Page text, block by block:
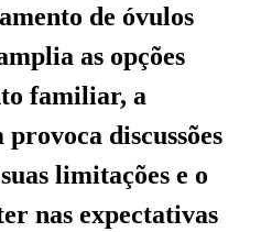
de óvulos
as opções
familiar, a
discussões
limitações e o
nas expectativas